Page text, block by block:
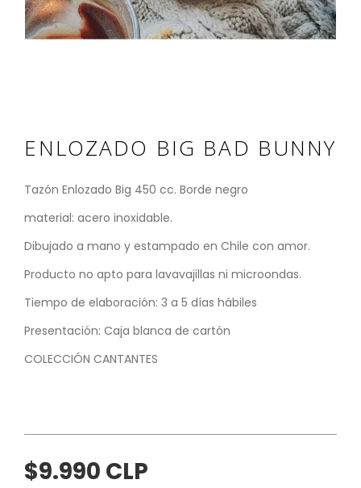
ENLOZADO BIG BAD BUNNY
Tazón Enlozado Big 450 cc. Borde negro
material: acero inoxidable.
Dibujado a mano y estampado en Chile con amor.
Producto no apto para lavavajillas ni microondas.
Tiempo de elaboración: 3 a 5 días hábiles
Presentación: Caja blanca de cartón
COLECCIÓN CANTANTES
$9.990 CLP